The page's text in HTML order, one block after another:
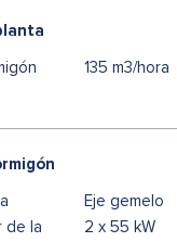
135 m3/hora
de la
Eje gemelo
2 x 55 kW